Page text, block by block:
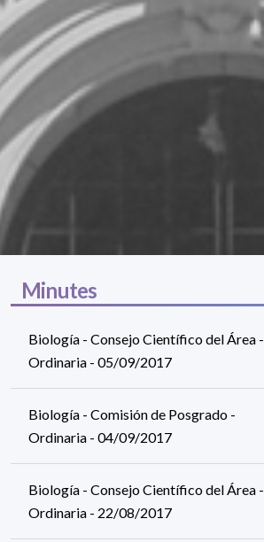
Minutes
Biología - Consejo Científico del Área -
Ordinaria - 05/09/2017
Biología - Comisión de Posgrado -
Ordinaria - 04/09/2017
Biología - Consejo Científico del Área -
Ordinaria - 22/08/2017